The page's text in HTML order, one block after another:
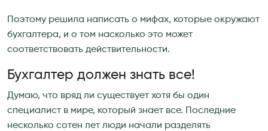
Поэтому решила написать о мифах, которые окружают
бухгалтера, и о том насколько это может
соответствовать действительности.
Бухгалтер должен знать все!
Думаю, что вряд ли существует хотя бы один
специалист в мире, который знает все. Последние
несколько сотен лет люди начали разделять